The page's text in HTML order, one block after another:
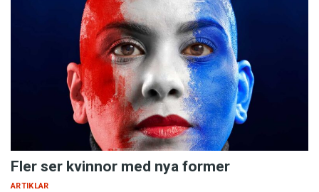
Ängsvägen
Storgatan
Skolvägen
Parkvägen
Fler ser kvinnor med nya former
ARTIKLAR